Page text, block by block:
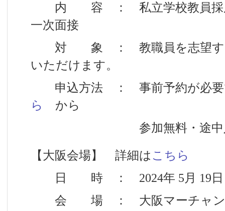
内 容 ： 私立学校教員採用
一次面接
対 象 ： 教職員を志望する
いただけます。
申込方法 ： 事前予約が必要
ら
から
参加無料・途中入
【大阪会場】 詳細は こちら
日 時 ： 2024年 5月 19日
会 場 ： 大阪マーチャンダ